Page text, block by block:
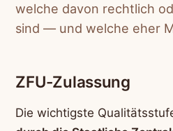
welche davon rechtlich
sind — und welche eher
ZFU-Zulassung
Die wichtigste